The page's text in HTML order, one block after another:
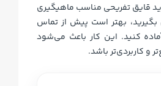
قایق تفریحی مناسب ماهیگیری
بهتر است پیش از تماس
کنید. این کار باعث می‌شود
و کاربردی‌تر باشد.